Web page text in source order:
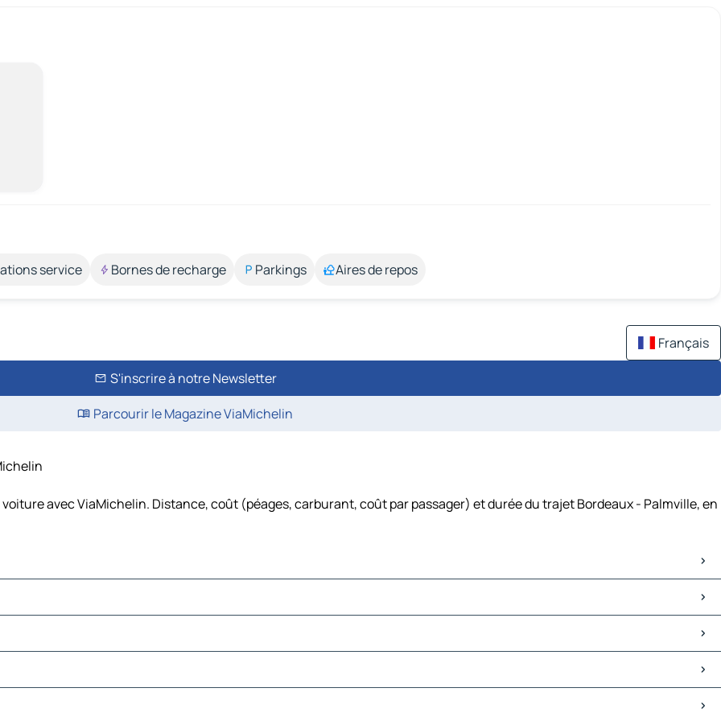
service Bornes de recharge Parkings Aires de repos
Français
S'inscrire à notre Newsletter
Parcourir le Magazine ViaMichelin
avec ViaMichelin. Distance, coût (péages, carburant, coût par passager) et durée du trajet Bordeaux - Palmville, en